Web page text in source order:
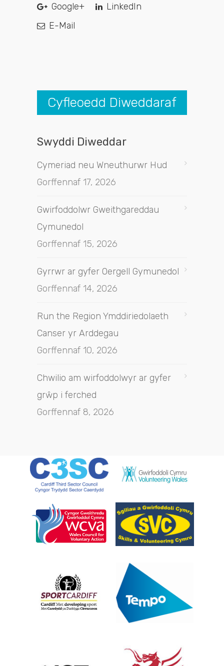
Google+
LinkedIn
E-Mail
Cyfleoedd Diweddaraf
Swyddi Diweddar
Cymeriad neu Wneuthurwr Hud
Gorffennaf 17, 2026
Gwirfoddolwr Gweithgareddau
Cymunedol
Gorffennaf 15, 2026
Gyrrwr ar gyfer Oergell Gymunedol
Gorffennaf 14, 2026
Run the Region Ymddiriedolaeth
Canser yr Arddegau
Gorffennaf 10, 2026
Chwilio am wirfoddolwyr ar gyfer
grŵp i ferched
Gorffennaf 8, 2026